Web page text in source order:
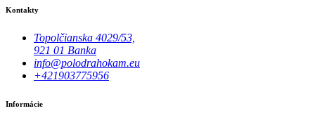
Kontakty
Topolčianska 4029/53,
921 01 Banka
info@polodrahokam.eu
+421903775956
Informácie